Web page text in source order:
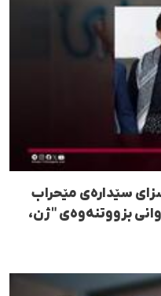
سێدارەی مێحراب
بزووتنەوەی "ژن،